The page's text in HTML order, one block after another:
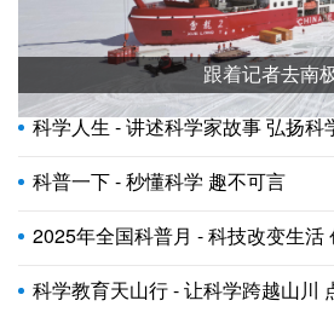
跟着记者去南
科学人生 - 讲述科学家故事 弘扬科
科普一下 - 秒懂科学 趣不可言
2025年全国科普月 - 科技改变生活
科学教育天山行 - 让科学跨越山川